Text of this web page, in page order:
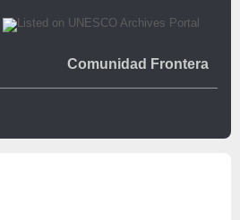
Comunidad Frontera